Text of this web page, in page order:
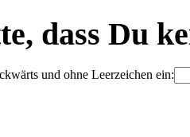
dass Du
und ohne Leerzeichen ein: